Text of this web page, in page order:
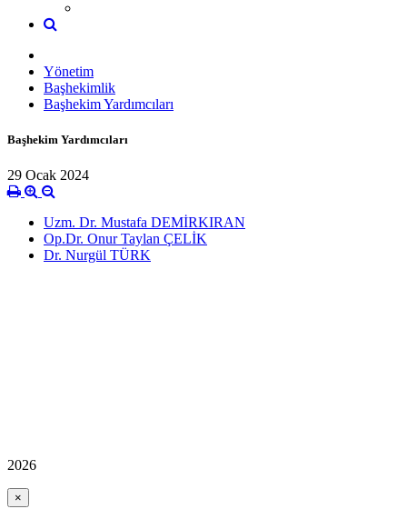
Yönetim
Başhekimlik
Başhekim Yardımcıları
Başhekim Yardımcıları
29 Ocak 2024
Uzm. Dr. Mustafa DEMİRKIRAN
Op.Dr. Onur Taylan ÇELİK
Dr. Nurgül TÜRK
2026
×